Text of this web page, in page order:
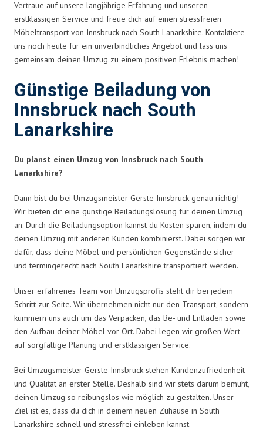
Vertraue auf unsere langjährige Erfahrung und unseren
erstklassigen Service und freue dich auf einen stressfreien
Möbeltransport von Innsbruck nach South Lanarkshire. Kontaktiere
uns noch heute für ein unverbindliches Angebot und lass uns
gemeinsam deinen Umzug zu einem positiven Erlebnis machen!
Günstige Beiladung von
Innsbruck nach South
Lanarkshire
Du planst einen Umzug von Innsbruck nach South
Lanarkshire?
Dann bist du bei Umzugsmeister Gerste Innsbruck genau richtig!
Wir bieten dir eine günstige Beiladungslösung für deinen Umzug
an. Durch die Beiladungsoption kannst du Kosten sparen, indem du
deinen Umzug mit anderen Kunden kombinierst. Dabei sorgen wir
dafür, dass deine Möbel und persönlichen Gegenstände sicher
und termingerecht nach South Lanarkshire transportiert werden.
Unser erfahrenes Team von Umzugsprofis steht dir bei jedem
Schritt zur Seite. Wir übernehmen nicht nur den Transport, sondern
kümmern uns auch um das Verpacken, das Be- und Entladen sowie
den Aufbau deiner Möbel vor Ort. Dabei legen wir großen Wert
auf sorgfältige Planung und erstklassigen Service.
Bei Umzugsmeister Gerste Innsbruck stehen Kundenzufriedenheit
und Qualität an erster Stelle. Deshalb sind wir stets darum bemüht,
deinen Umzug so reibungslos wie möglich zu gestalten. Unser
Ziel ist es, dass du dich in deinem neuen Zuhause in South
Lanarkshire schnell und stressfrei einleben kannst.